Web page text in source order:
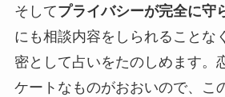
そしてプライバシーが完全に守
にも相談内容をしられることな
密として占いをたのしめます。
ケートなものがおおいので、こ